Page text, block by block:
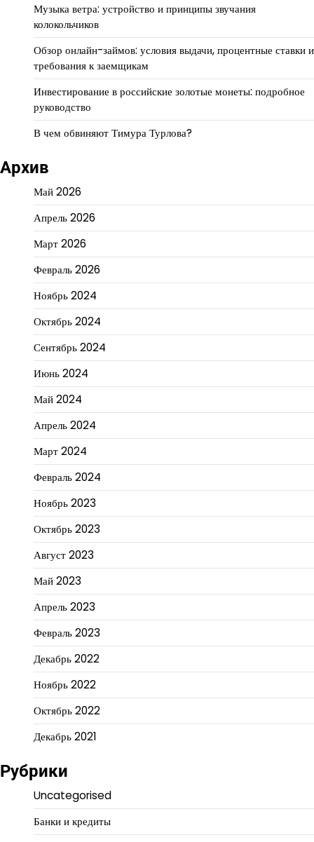
Музыка ветра: устройство и принципы звучания
колокольчиков
Обзор онлайн-займов: условия выдачи, процентные ставки и
требования к заемщикам
Инвестирование в российские золотые монеты: подробное
руководство
В чем обвиняют Тимура Турлова?
Архив
Май 2026
Апрель 2026
Март 2026
Февраль 2026
Ноябрь 2024
Октябрь 2024
Сентябрь 2024
Июнь 2024
Май 2024
Апрель 2024
Март 2024
Февраль 2024
Ноябрь 2023
Октябрь 2023
Август 2023
Май 2023
Апрель 2023
Февраль 2023
Декабрь 2022
Ноябрь 2022
Октябрь 2022
Декабрь 2021
Рубрики
Uncategorised
Банки и кредиты